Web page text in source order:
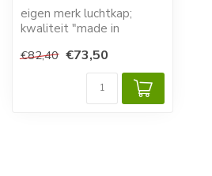
eigen merk luchtkap;
kwaliteit "made in
Geschikt voor de TIP type
€82,40 €73,50